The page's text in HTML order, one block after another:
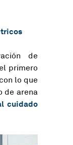
de
primero
lo que
de arena
cuidado